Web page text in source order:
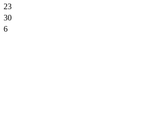
23
30
6